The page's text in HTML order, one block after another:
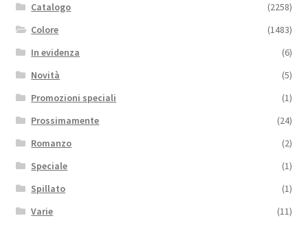
Catalogo
(2258)
Colore
(1483)
In evidenza
(6)
Novità
(5)
Promozioni speciali
(1)
Prossimamente
(24)
Romanzo
(2)
Speciale
(1)
Spillato
(1)
Varie
(11)